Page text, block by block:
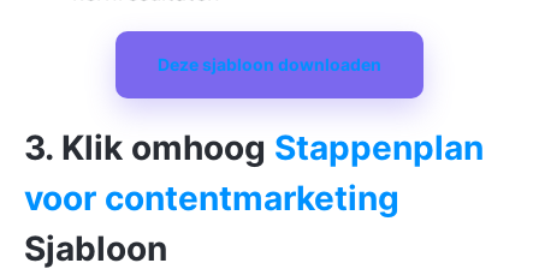
Deze sjabloon downloaden
3. Klik omhoog Stappenplan
voor contentmarketing
Sjabloon